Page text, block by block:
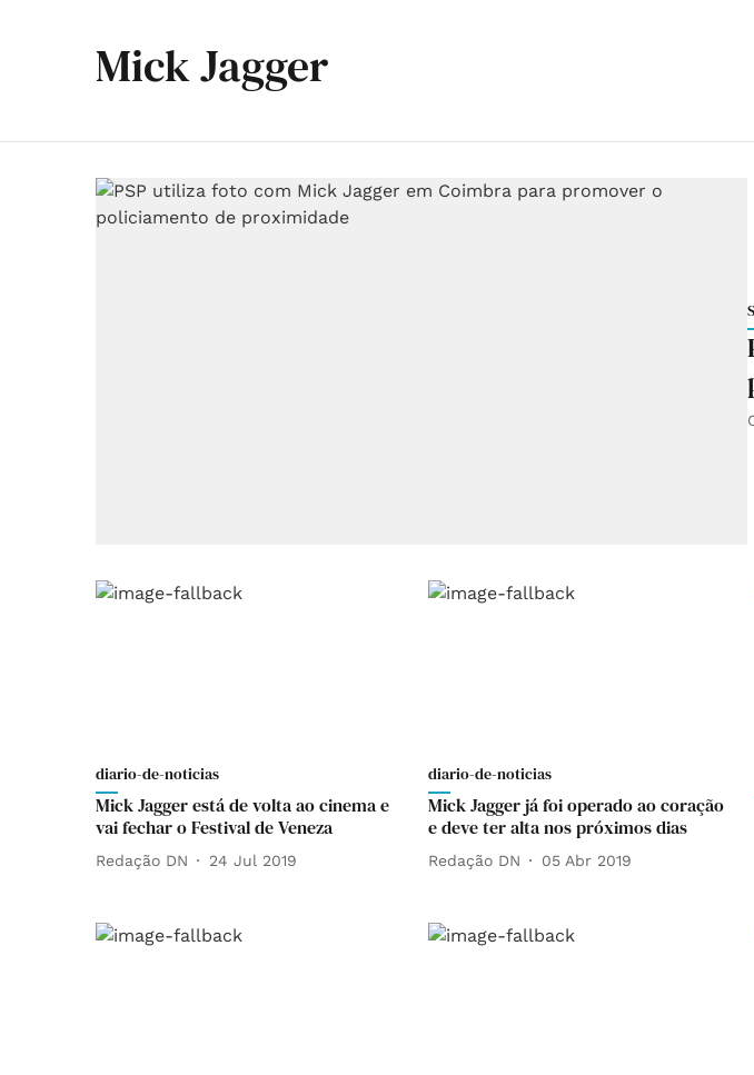
Mick Jagger
diario-de-noticias
Mick Jagger está de volta ao cinema e
vai fechar o Festival de Veneza
Redação DN 24 Jul 2019
diario-de-noticias
Mick Jagger já foi operado ao coração
e deve ter alta nos próximos dias
Redação DN 05 Abr 2019